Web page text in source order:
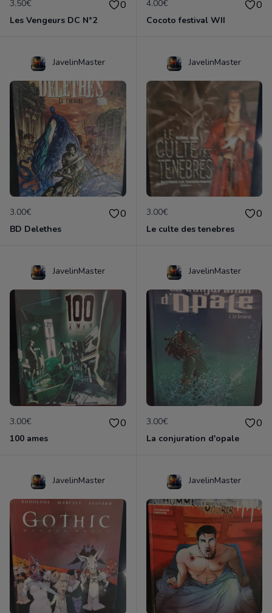
3.50€ 0
Les Vengeurs DC N°2
4.00€ 0
Cocoto festival WII
JavelinMaster
3.00€ 0
BD Delethes
JavelinMaster
3.00€ 0
Le culte des tenebres
JavelinMaster
3.00€ 0
100 ames
JavelinMaster
3.00€ 0
La conjuration d'opale
JavelinMaster JavelinMaster